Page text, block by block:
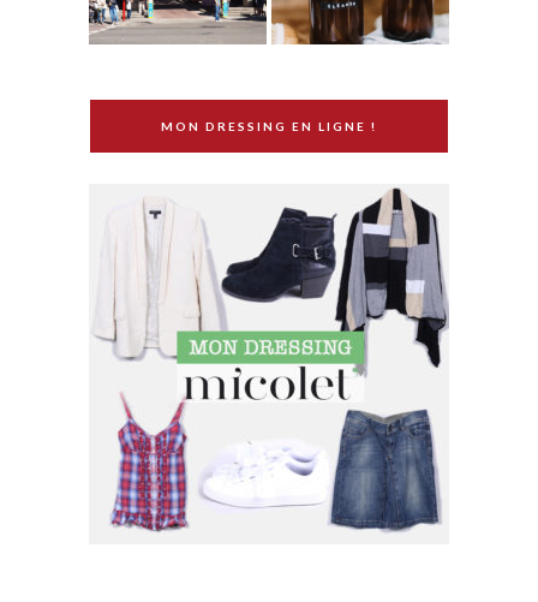
MON DRESSING EN LIGNE !